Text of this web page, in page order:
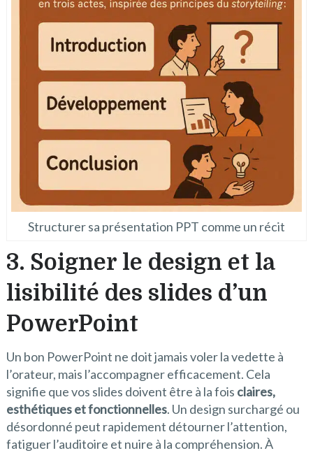
Structurer sa présentation PPT comme un récit
3. Soigner le design et la
lisibilité des slides d’un
PowerPoint
Un bon PowerPoint ne doit jamais voler la vedette à
l’orateur, mais l’accompagner efficacement. Cela
signifie que vos slides doivent être à la fois claires,
esthétiques et fonctionnelles. Un design surchargé ou
désordonné peut rapidement détourner l’attention,
fatiguer l’auditoire et nuire à la compréhension. À